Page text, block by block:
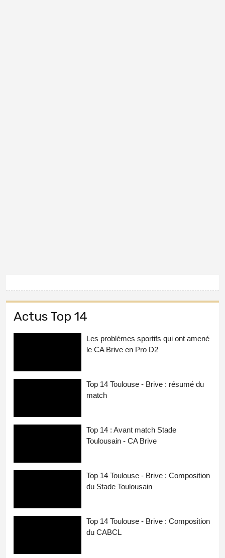
Actus Top 14
Les problèmes sportifs qui ont amené
le CA Brive en Pro D2
Top 14 Toulouse - Brive : résumé du
match
Top 14 : Avant match Stade
Toulousain - CA Brive
Top 14 Toulouse - Brive : Composition
du Stade Toulousain
Top 14 Toulouse - Brive : Composition
du CABCL